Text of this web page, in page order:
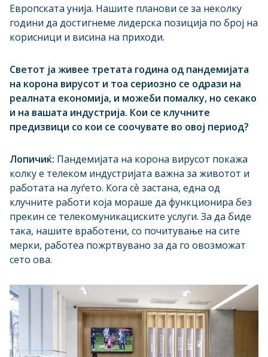
Европската унија. Нашите планови се за неколку
години да достигнеме лидерска позиција по број на
корисници и висина на приходи.
Светот ја живее третата година од пандемијата
на корона вирусот и тоа сериозно се одрази на
реалната економија, и можеби помалку, но секако
и на вашата индустрија. Кои се клучните
предизвици со кои се соочувате во овој период?
Лопичиќ: Пандемијата на корона вирусот покажа
колку е телеком индустријата важна за животот и
работата на луѓето. Кога сѐ застана, една од
клучните работи која мораше да функционира без
прекин се телекомуникациските услуги. За да биде
така, нашите вработени, со почитување на сите
мерки, работеа пожртвувано за да го овозможат
сето ова.